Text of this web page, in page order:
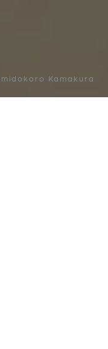
Kamakura